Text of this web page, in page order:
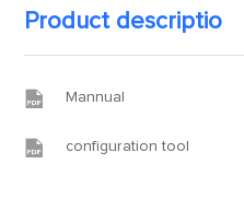
Product descriptio
 Mannual
 configuration tool